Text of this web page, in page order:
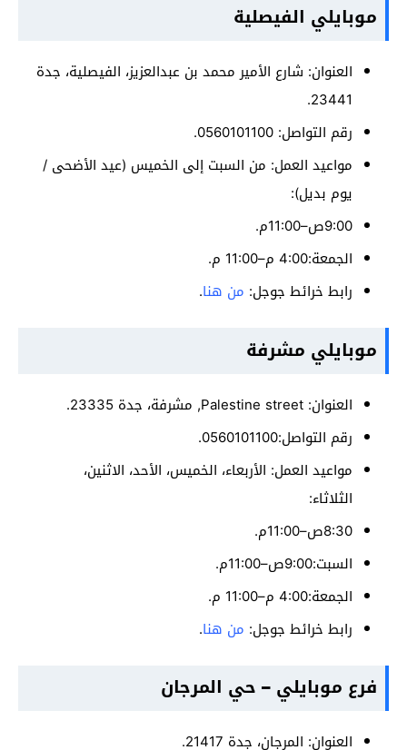
موبايلي الفيصلية
العنوان: شارع الأمير محمد بن عبدالعزيز، الفيصلية، جدة
23441.
رقم التواصل: 0560101100.
مواعيد العمل: من السبت إلى الخميس (عيد الأضحى /
يوم بديل):
9:00ص–11:00م.
الجمعة:4:00 م–11:00 م.
رابط خرائط جوجل: من هنا.
موبايلي مشرفة
العنوان: Palestine street, مشرفة، جدة 23335.
رقم التواصل:0560101100.
مواعيد العمل: الأربعاء، الخميس، الأحد، الاثنين،
الثلاثاء:
8:30ص–11:00م.
السبت:9:00ص–11:00م.
الجمعة:4:00 م–11:00 م.
رابط خرائط جوجل: من هنا.
فرع موبايلي – حي المرجان
العنوان: المرجان، جدة 21417.